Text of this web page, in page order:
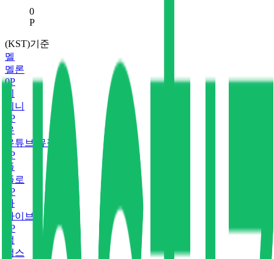
현재 스코어
0
P
(KST)기준
멜
멜론
0P
지니
P
유
유튜브 뮤직
P
플
플로
P
바
바이브
P
벅
벅스